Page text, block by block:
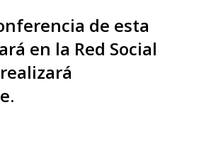
de esta
en la Red Social